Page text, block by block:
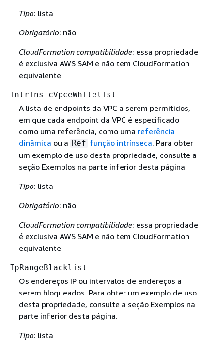
Tipo: lista
Obrigatório: não
CloudFormation compatibilidade: essa propriedade
é exclusiva AWS SAM e não tem CloudFormation
equivalente.
IntrinsicVpceWhitelist
A lista de endpoints da VPC a serem permitidos,
em que cada endpoint da VPC é especificado
como uma referência, como uma referência
dinâmica ou a Ref função intrínseca. Para obter
um exemplo de uso desta propriedade, consulte a
seção Exemplos na parte inferior desta página.
Tipo: lista
Obrigatório: não
CloudFormation compatibilidade: essa propriedade
é exclusiva AWS SAM e não tem CloudFormation
equivalente.
IpRangeBlacklist
Os endereços IP ou intervalos de endereços a
serem bloqueados. Para obter um exemplo de uso
desta propriedade, consulte a seção Exemplos na
parte inferior desta página.
Tipo: lista